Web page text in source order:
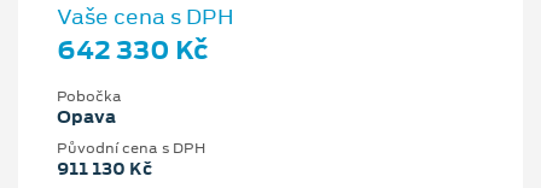
Vaše cena s DPH
642 330 Kč
Pobočka
Opava
Původní cena s DPH
911 130 Kč